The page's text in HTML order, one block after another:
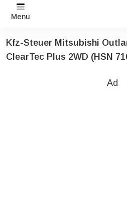
Menu
Kfz-Steuer Mitsubishi
ClearTec Plus 2WD (HSN
Ad